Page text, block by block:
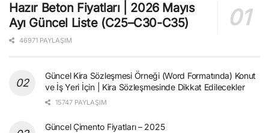
Hazır Beton Fiyatları | 2026 Mayıs
Ayı Güncel Liste (C25–C30-C35)
46971 PAYLAŞIM
Güncel Kira Sözleşmesi Örneği (Word Formatında) Konut
ve İş Yeri İçin | Kira Sözleşmesinde Dikkat Edilecekler
15747 PAYLAŞIM
Güncel Çimento Fiyatları – 2025